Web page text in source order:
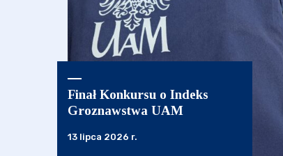
Finał Konkursu o Indeks
Groznawstwa UAM
13 lipca 2026 r.